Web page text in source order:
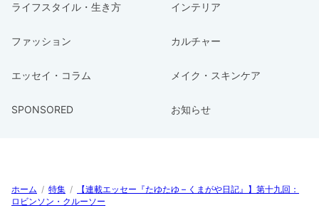
ライフスタイル・生き方 インテリア
ファッション カルチャー
エッセイ・コラム メイク・スキンケア
SPONSORED お知らせ
ホーム / 特集 /
【連載エッセー『たゆたゆ – くまがや日記』】第十九回：
ロビンソン・クルーソー